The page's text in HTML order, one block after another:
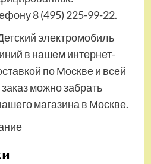
8 (495) 225-99-22.
электромобиль
в нашем интернет-
по Москве и всей
можно забрать
магазина в Москве.